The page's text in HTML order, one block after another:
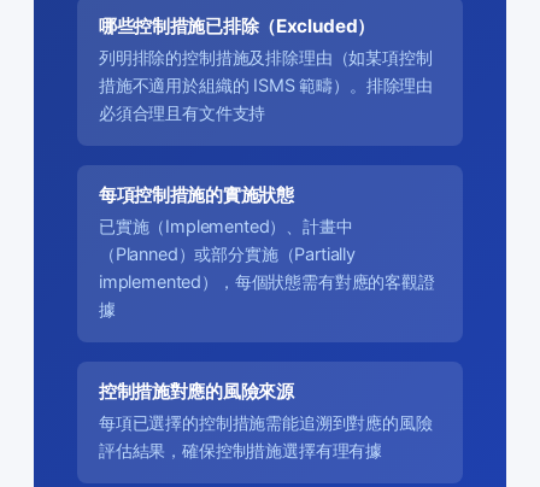
哪些控制措施已排除（Excluded）
列明排除的控制措施及排除理由（如某項控制
措施不適用於組織的 ISMS 範疇）。排除理由
必須合理且有文件支持
每項控制措施的實施狀態
已實施（Implemented）、計畫中
（Planned）或部分實施（Partially
implemented），每個狀態需有對應的客觀證
據
控制措施對應的風險來源
每項已選擇的控制措施需能追溯到對應的風險
評估結果，確保控制措施選擇有理有據